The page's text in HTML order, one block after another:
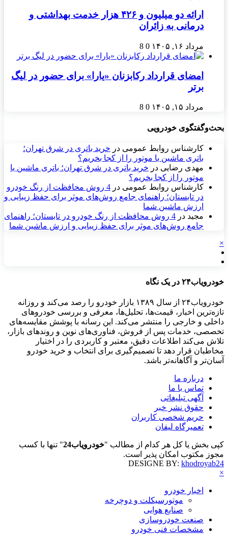
ارائه دو میلیون و ۴۲۶ هزار خدمت بهداشتی و
درمانی به زائران
مرداد ۱۶, ۱۴۰۵ 0
8
امضای قرارداد رکابزنان «یارا» برای حضور در لیگ
برتر
مرداد ۱۵, ۱۴۰۵ 0
8
بحث‌وگفتگوی خودرویی
کارشناس روابط عمومی در خرید باتری در شرق تهران؛
باتری ماشین یا موتور را از کجا بخریم؟
مهدی رضایی در خرید باتری در شرق تهران؛ باتری ماشین یا
موتور را از کجا بخریم؟
کارشناس روابط عمومی در
4 روش محافظت از رنگ خودرو
در تابستان؛ راهنمای جامع روش‌های موثر برای حفظ زیبایی و
ارزش ماشین شما
مجید در
4 روش محافظت از رنگ خودرو در تابستان؛ راهنمای
جامع روش‌های موثر برای حفظ زیبایی و ارزش ماشین شما
×
خودرویاب۲۴ در یک نگاه
خودرویاب۲۴ از سال ۱۳۸۹ بازار خودرو را رصد می‌کند و روزانه
تازه‌ترین اخبار، قیمت‌ها، تحلیل‌ها، معرفی و بررسی خودروهای
داخلی و خارجی را منتشر می‌کند. این رسانه با پوشش مقایسه‌های
تخصصی، خدمات پس از فروش، فناوری‌های نوین و روندهای بازار،
تلاش می‌کند اطلاعات دقیق، معتبر و کاربردی را در اختیار
مخاطبان قرار دهد تا تصمیم‌گیری برای انتخاب و خرید خودرو
آسان‌تر و آگاهانه‌تر باشد.
درباره ما
تماس با ما
آگهی تبلیغاتی
حقوق نشر خبر
حریم شخصی کاربران
تعمیرگاه لیفان
کپی بخش یا کل هر کدام از مطالب "خودرویاب24
" تنها با کسب
مجوز مکتوب امکان پذیر است.
DESIGNE BY: khodroyab24
×
اخبار خودرو
موتورسیکلت و دوچرخه
صنایع هوایی
صنعت خودروسازی
مشخصات فنی خودرو